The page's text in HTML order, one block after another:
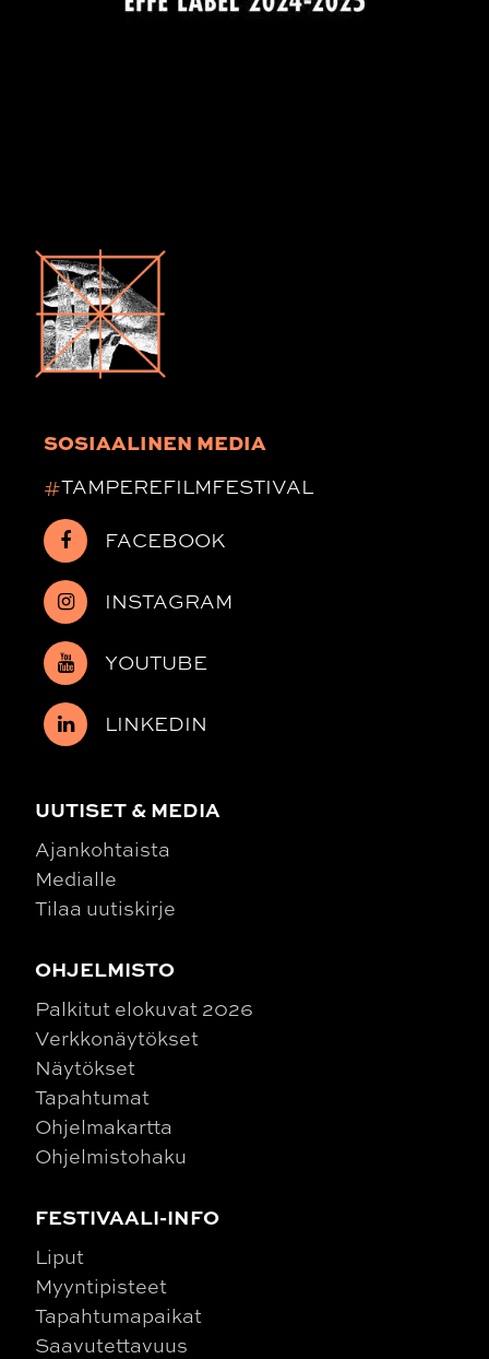
SOSIAALINEN MEDIA
#TAMPEREFILMFESTIVAL
FACEBOOK
INSTAGRAM
YOUTUBE
LINKEDIN
UUTISET & MEDIA
Ajankohtaista
Medialle
Tilaa uutiskirje
OHJELMISTO
Palkitut elokuvat 2026
Verkkonäytökset
Näytökset
Tapahtumat
Ohjelmakartta
Ohjelmistohaku
FESTIVAALI-INFO
Liput
Myyntipisteet
Tapahtumapaikat
Saavutettavuus